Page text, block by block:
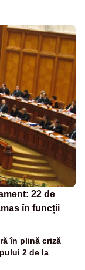
22 de
în funcții
în plină criză
2 de la